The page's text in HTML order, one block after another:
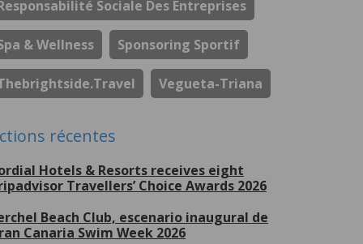
Sociale Des Entreprises
& Wellness Sponsoring Sportif
Vegueta-Triana
récentes
Hotels & Resorts receives eight
Travellers’ Choice Awards 2026
Beach Club, escenario inaugural de
Canaria Swim Week 2026